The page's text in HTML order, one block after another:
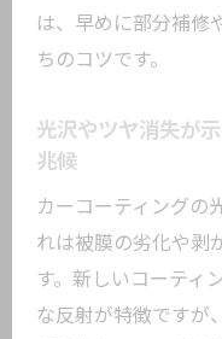
は、早めに部分補修
ちのコツです。
光沢やツヤ消失が
兆候
カーコーティングの
れは被膜の劣化や剥
す。新しいコーティ
な反射が特徴ですが